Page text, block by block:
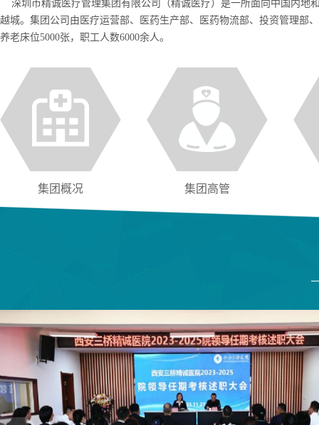
深圳市精诚医疗管理集团有限公司（精诚医疗）是一所面向中国内地
越城。集团公司由医疗运营部、医药生产部、医药物流部、投资管理部
养老床位5000张，职工人数6000余人。
集团概况 集团高管